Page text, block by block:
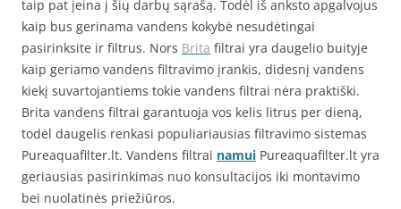
taip pat įeina į šių darbų sąrašą. Todėl iš anksto apgalvojus
kaip bus gerinama vandens kokybė nesudėtingai
pasirinksite ir filtrus. Nors Brita filtrai yra daugelio buityje
kaip geriamo vandens filtravimo įrankis, didesnį vandens
kiekį suvartojantiems tokie vandens filtrai nėra praktiški.
Brita vandens filtrai garantuoja vos kelis litrus per dieną,
todėl daugelis renkasi populiariausias filtravimo sistemas
Pureaquafilter.lt. Vandens filtrai namui Pureaquafilter.lt yra
geriausias pasirinkimas nuo konsultacijos iki montavimo
bei nuolatinės priežiūros.